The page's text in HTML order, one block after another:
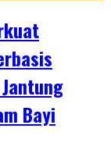
Bayi